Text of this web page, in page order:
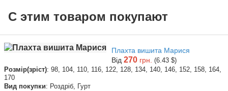
С этим товаром покупают
Плахта вишита Марися
Від 270 грн. (6.43 $)
Розмір(зріст): 98, 104, 110, 116, 122, 128, 134, 140, 146, 152, 158, 164,
170
Вид покупки: Роздріб, Гурт